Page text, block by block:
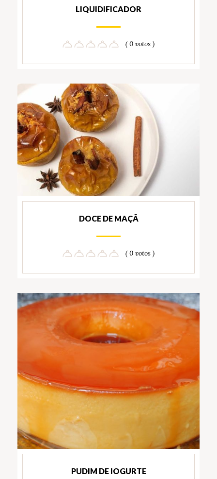
LIQUIDIFICADOR
( 0 votos )
DOCE DE MAÇÃ
( 0 votos )
PUDIM DE IOGURTE